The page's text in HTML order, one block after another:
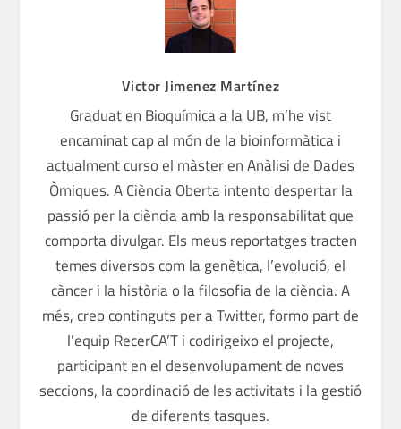
Victor Jimenez Martínez
Graduat en Bioquímica a la UB, m’he vist
encaminat cap al món de la bioinformàtica i
actualment curso el màster en Anàlisi de Dades
Òmiques. A Ciència Oberta intento despertar la
passió per la ciència amb la responsabilitat que
comporta divulgar. Els meus reportatges tracten
temes diversos com la genètica, l’evolució, el
càncer i la història o la filosofia de la ciència. A
més, creo continguts per a Twitter, formo part de
l’equip RecerCA’T i codirigeixo el projecte,
participant en el desenvolupament de noves
seccions, la coordinació de les activitats i la gestió
de diferents tasques.